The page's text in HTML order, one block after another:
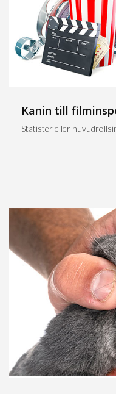
Kanin till
Statister eller